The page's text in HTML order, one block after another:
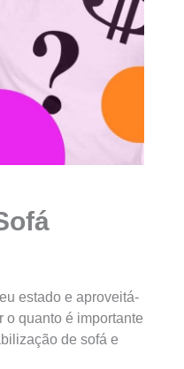
estado e aproveitá-
o quanto é importante
de sofá e